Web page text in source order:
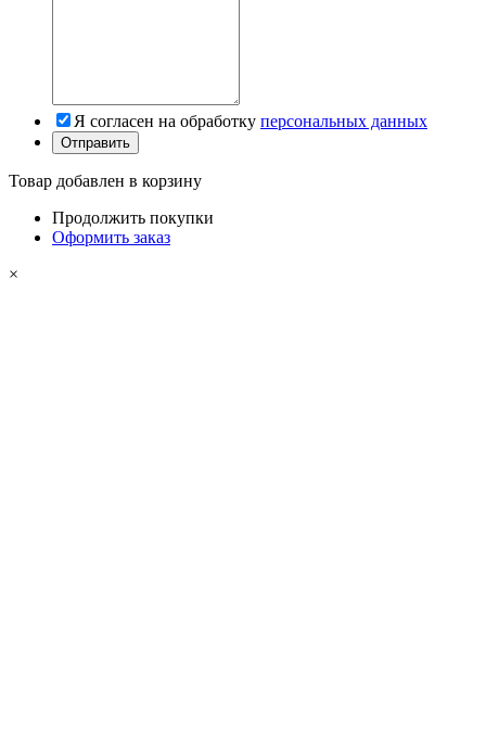
Я согласен на обработку персональных данных
Товар добавлен в корзину
Продолжить покупки
Оформить заказ
×